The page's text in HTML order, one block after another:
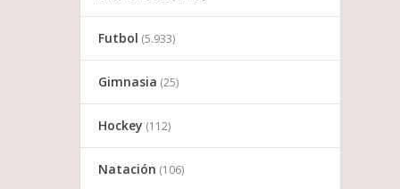
Futbol (5.933)
Gimnasia (25)
Hockey (112)
Natación (106)